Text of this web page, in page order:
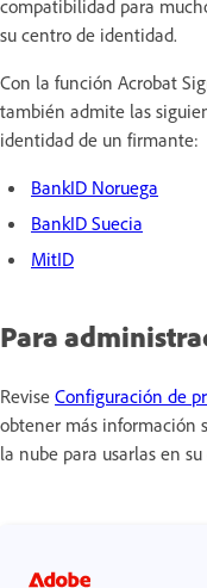
compatibilidad para
su centro de identidad.
Con la función Acrobat
también admite las
identidad de un firmante:
BankID Noruega
BankID Suecia
MitID
Para
Revise Configuración de
obtener más información
la nube para usarlas en